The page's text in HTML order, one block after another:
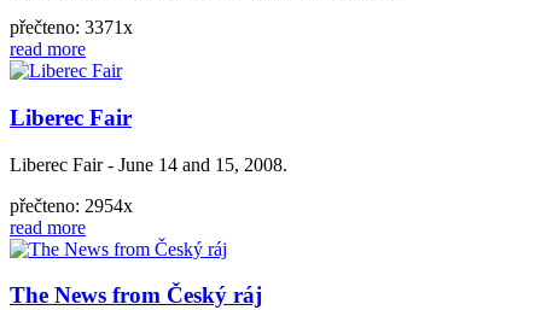
přečteno: 3371x
read more
Liberec Fair
Liberec Fair - June 14 and 15, 2008.
přečteno: 2954x
read more
The News from Český ráj